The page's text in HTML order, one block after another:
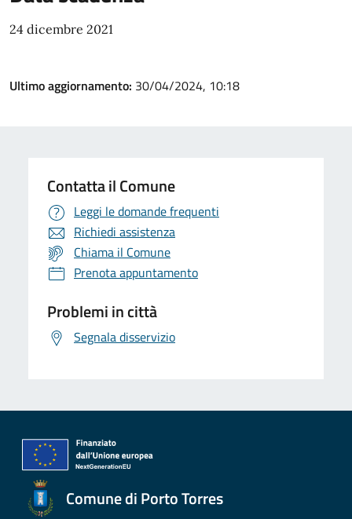
24 dicembre 2021
Ultimo aggiornamento: 30/04/2024, 10:18
Contatta il Comune
Leggi le domande frequenti
Richiedi assistenza
Chiama il Comune
Prenota appuntamento
Problemi in città
Segnala disservizio
Comune di Porto Torres